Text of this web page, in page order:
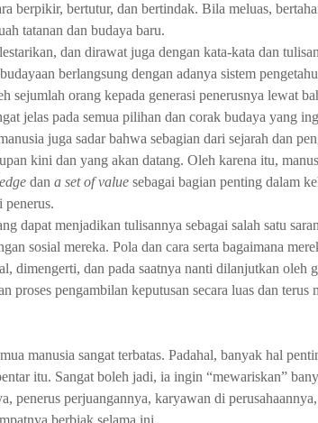
berpikir, bertutur, dan bertindak. Bila meluas,
tatanan dan budaya baru.
dan dirawat juga dengan kata-kata dan
berlangsung dengan adanya sistem
sejumlah orang kepada generasi penerusnya lewat
jelas pada semua pilihan dan corak budaya yang
juga sadar bahwa sebagian dari sejarah dan
kini dan yang akan datang. Oleh karena itu,
dan a set of valuesebagai bagian penting dalam
penerus.
dapat menjadikan tulisannya sebagai salah satu
sosial mereka. Pola dan cara serta bagaimana
dimengerti, dan pada saatnya nanti dilanjutkan oleh
proses pengambilan keputusan secara luas dan terus
manusia sangat terbatas. Padahal, banyak hal
itu. Sangat boleh jadi, ia ingin “mewariskan”
penerus perjuangannya, karyawan di